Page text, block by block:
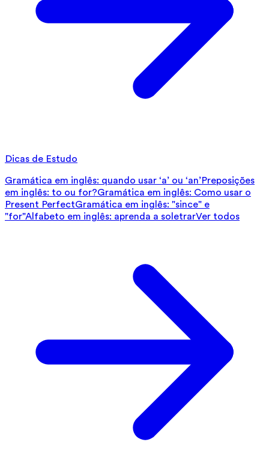
Dicas de Estudo
Gramática em inglês: quando usar ‘a’ ou ‘an’Preposições
em inglês: to ou for?Gramática em inglês: Como usar o
Present PerfectGramática em inglês: "since" e
"for"Alfabeto em inglês: aprenda a soletrarVer todos